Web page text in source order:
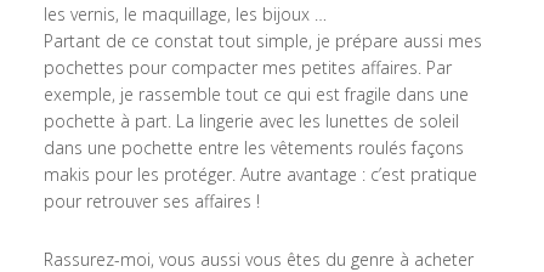
les vernis, le maquillage, les bijoux …
Partant de ce constat tout simple, je prépare aussi mes
pochettes pour compacter mes petites affaires. Par
exemple, je rassemble tout ce qui est fragile dans une
pochette à part. La lingerie avec les lunettes de soleil
dans une pochette entre les vêtements roulés façons
makis pour les protéger. Autre avantage : c’est pratique
pour retrouver ses affaires !
Rassurez-moi, vous aussi vous êtes du genre à acheter